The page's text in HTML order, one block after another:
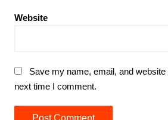
Website
Save my name, email, and
next time I comment.